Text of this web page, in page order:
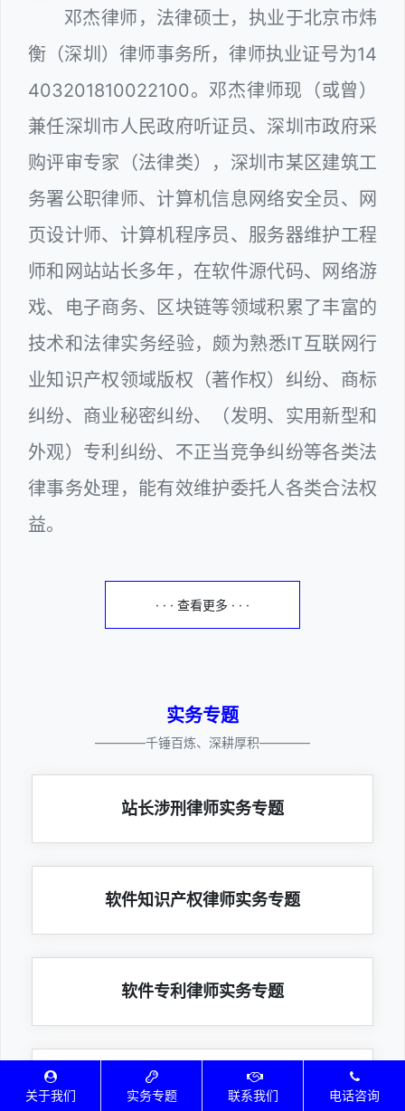
邓杰律师，法律硕士，执业于北京市炜
衡（深圳）律师事务所，律师执业证号为14
403201810022100。邓杰律师现（或曾）
兼任深圳市人民政府听证员、深圳市政府采
购评审专家（法律类），深圳市某区建筑工
务署公职律师、计算机信息网络安全员、网
页设计师、计算机程序员、服务器维护工程
师和网站站长多年，在软件源代码、网络游
戏、电子商务、区块链等领域积累了丰富的
技术和法律实务经验，颇为熟悉IT互联网行
业知识产权领域版权（著作权）纠纷、商标
纠纷、商业秘密纠纷、（发明、实用新型和
外观）专利纠纷、不正当竞争纠纷等各类法
律事务处理，能有效维护委托人各类合法权
益。
· · · 查看更多 · · ·
实务专题
————千锤百炼、深耕厚积————
站长涉刑律师实务专题
软件知识产权律师实务专题
软件专利律师实务专题
IT互联网知识产权律师实务专题
关于我们 实务专题 联系我们 电话咨询